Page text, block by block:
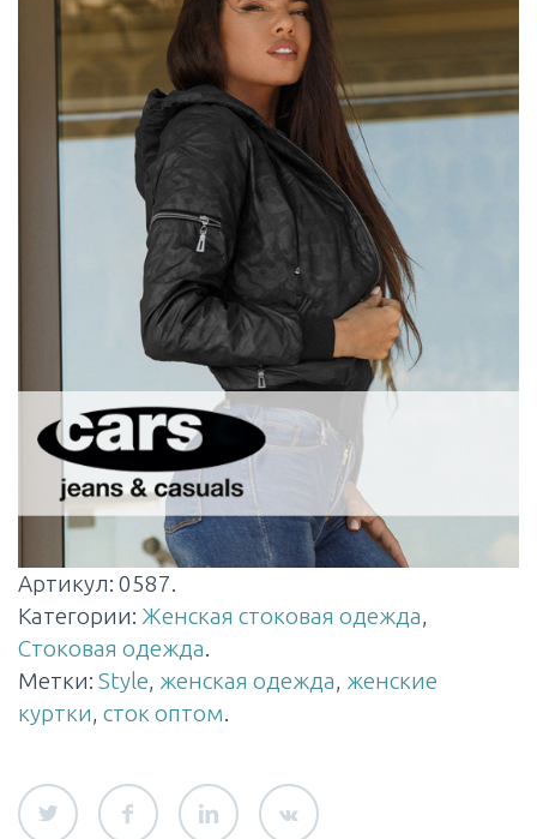
Артикул: 0587.
Категории: Женская стоковая одежда,
Стоковая одежда.
Метки: Style, женская одежда, женские
куртки, сток оптом.